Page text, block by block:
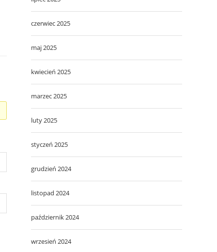
czerwiec 2025
maj 2025
kwiecień 2025
marzec 2025
luty 2025
styczeń 2025
grudzień 2024
listopad 2024
październik 2024
wrzesień 2024